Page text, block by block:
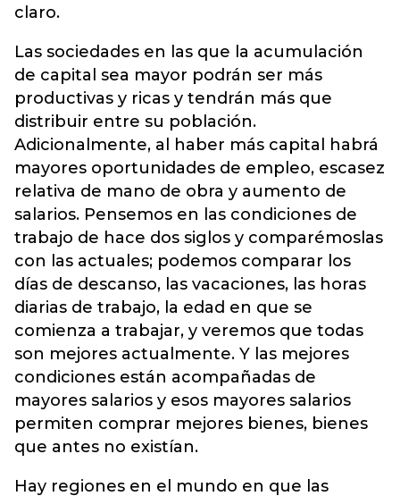
claro.
Las sociedades en las que la acumulación
de capital sea mayor podrán ser más
productivas y ricas y tendrán más que
distribuir entre su población.
Adicionalmente, al haber más capital habrá
mayores oportunidades de empleo, escasez
relativa de mano de obra y aumento de
salarios. Pensemos en las condiciones de
trabajo de hace dos siglos y comparémoslas
con las actuales; podemos comparar los
días de descanso, las vacaciones, las horas
diarias de trabajo, la edad en que se
comienza a trabajar, y veremos que todas
son mejores actualmente. Y las mejores
condiciones están acompañadas de
mayores salarios y esos mayores salarios
permiten comprar mejores bienes, bienes
que antes no existían.
Hay regiones en el mundo en que las